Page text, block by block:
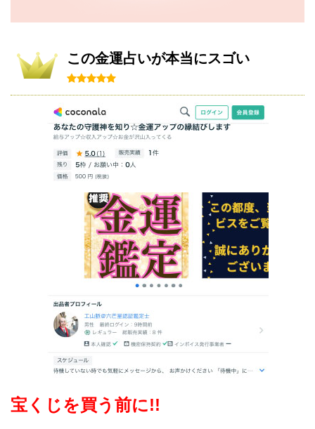
この金運占いが本当にスゴい
宝くじを買う前に!!